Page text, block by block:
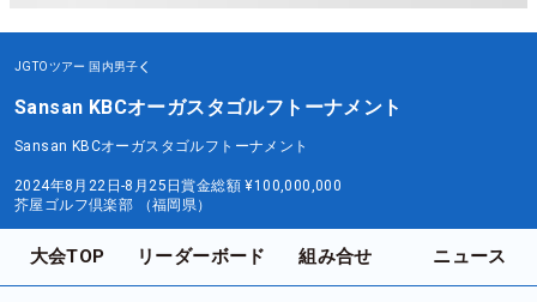
JGTOツアー 国内男子
Sansan KBCオーガスタゴルフトーナメント
Sansan KBCオーガスタゴルフトーナメント
2024年8月22日-8月25日賞金総額 ¥100,000,000
芥屋ゴルフ倶楽部 （福岡県）
大会TOP リーダーボード 組み合せ ニュース